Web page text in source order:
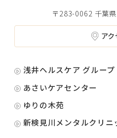
〒283-0062 千葉
ア
浅井ヘルスケア グループ
あさいケアセンター
ゆりの木苑
新検見川メンタルクリニ